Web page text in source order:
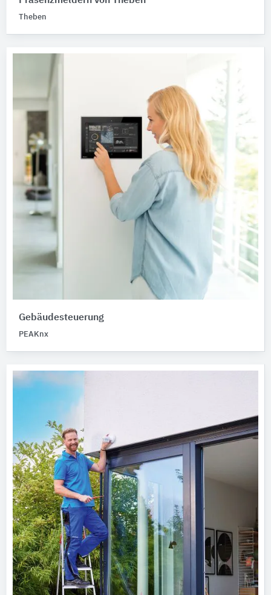
Theben
Gebäudesteuerung
PEAKnx